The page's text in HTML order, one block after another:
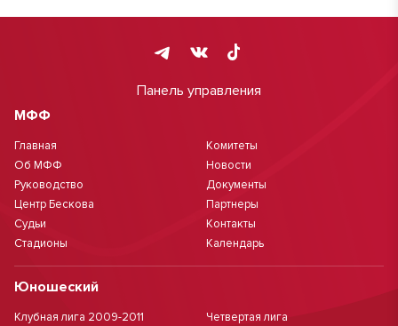
Панель управления
МФФ
Главная
Об МФФ
Руководство
Центр Бескова
Судьи
Стадионы
Комитеты
Новости
Документы
Партнеры
Контакты
Календарь
Юношеский
Клубная лига 2009-2011
Четвертая лига